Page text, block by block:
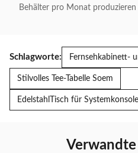
Behälter pro Monat
Schlagworte: Fernsehkabinett-
Stilvolles Tee-Tabelle Soem
EdelstahlTisch für